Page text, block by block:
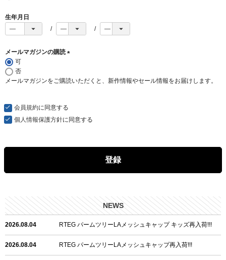
生年月日
メールマガジンの購読
須
可
否
メールマガジンをご購読いただくと、新作情報やセール情報をお届けします。
会員規約に同意する
個人情報保護方針に同意する
登録
NEWS
2026.08.04 RTEG パームツリーLAメッシュキャップ キッズ再入荷!!!
2026.08.04 RTEG パームツリーLAメッシュキャップ再入荷!!!